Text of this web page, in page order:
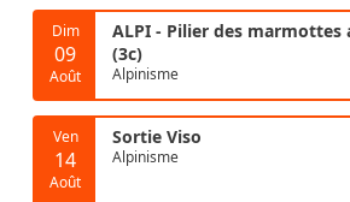
Dim
09
Août
ALPI - Pilier des marmottes
(3c)
Alpinisme
Ven
14
Août
Sortie Viso
Alpinisme